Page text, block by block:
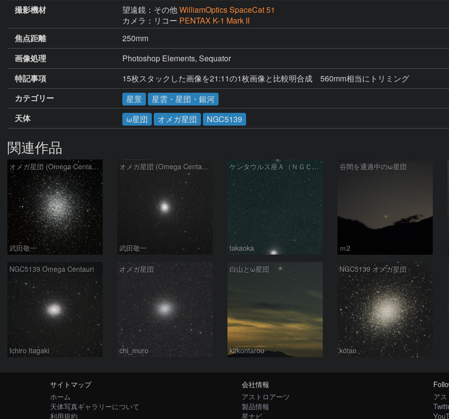
撮影機材
望遠鏡：その他WilliamOptics SpaceCat 51
カメラ：リコー PENTAX K-1 Mark II
焦点距離
250mm
画像処理
Photoshop Elements, Sequator
特記事項
15枚スタックした画像を21:11の1枚画像と比較明合成　560mm相当にトリミング
カテゴリー
星景
星雲・星団・銀河
天体
ω星団 オメガ星団 NGC5139
関連作品
オメガ星団 (Omega Centauri)
武田敬一
オメガ星団 (Omega Centauri)
武田敬一
ケンタウルス座Ａ（ＮＧＣ５１２８）とオメガ星団
takaoka
谷間を通過中のω星団
ｍ2
NGC5139 Omega Centauri
Ichiro Itagaki
オメガ星団
chi_muro
白山とω星団
k2kontarou
NGC5139 オメガ星団
kotan
サイトマップ
ホーム
天体写真ギャラリーについて
利用規約
会社情報
アストロアーツ
製品情報
星ナビ
ア